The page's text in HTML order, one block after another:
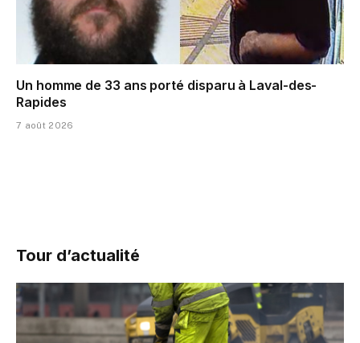
Un homme de 33 ans porté disparu à Laval-des-
Rapides
7 août 2026
Tour d’actualité